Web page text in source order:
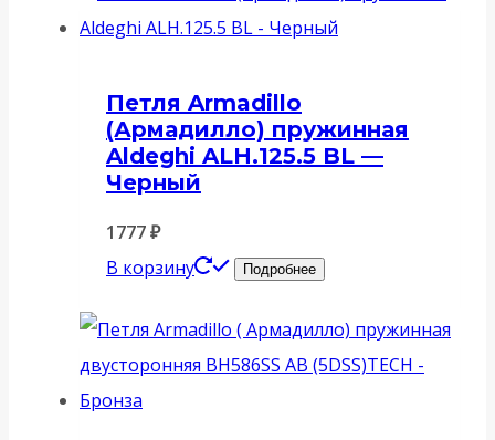
Петля Armadillo
(Армадилло) пружинная
Aldeghi ALH.125.5 BL —
Черный
1777₽
В корзину
Подробнее